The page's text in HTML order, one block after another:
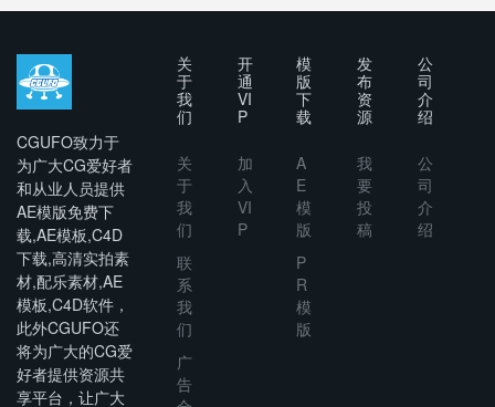
CGUFO致力于
为广大CG爱好者
和从业人员提供
AE模版免费下
载,AE模板,C4D
下载,高清实拍素
材,配乐素材,AE
模板,C4D软件，
此外CGUFO还
将为广大的CG爱
好者提供资源共
享平台，让广大
关
于
我
们
关
于
我
们
联
系
我
们
广
告
开
通
VI
P
加
入
VI
P
模
版
下
载
A
E
模
版
P
R
模
版
发
布
资
源
我
要
投
稿
公
司
介
绍
公
司
介
绍